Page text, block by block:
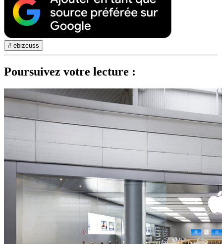
# ebizcuss
Poursuivez votre lecture :